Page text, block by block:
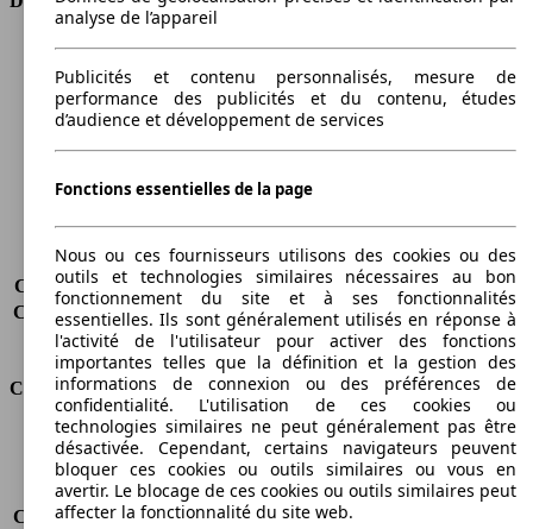
Longueur
4860 mm
Hauteur
1720 mm
Largeur
1885 mm
Empattement
2825 mm
Poids maximum
2495 kg
Charge maximale
Sièges
5
Charge sur toit
-
Capacité de remorquage (sans freins) -
Capacité de remorquage (avec freins) 1585 kg
Volume du coffre
402 - 1510 l
Consommation
Émissions de CO2*
210 g/km (komb.)
Consommation (ville)
10.1 l/100km
Consommation (route)
6.8 l/100km
Consommation (combinée)* 8.0 l/100km
analyse de l’appareil
Publicités et contenu personnalisés, mesure de
performance des publicités et du contenu, études
d’audience et développement de services
Fonctions essentielles de la page
Nous ou ces fournisseurs utilisons des cookies ou des
outils et technologies similaires nécessaires au bon
fonctionnement du site et à ses fonctionnalités
essentielles. Ils sont généralement utilisés en réponse à
l'activité de l'utilisateur pour activer des fonctions
importantes telles que la définition et la gestion des
informations de connexion ou des préférences de
confidentialité. L'utilisation de ces cookies ou
technologies similaires ne peut généralement pas être
désactivée. Cependant, certains navigateurs peuvent
bloquer ces cookies ou outils similaires ou vous en
avertir. Le blocage de ces cookies ou outils similaires peut
affecter la fonctionnalité du site web.